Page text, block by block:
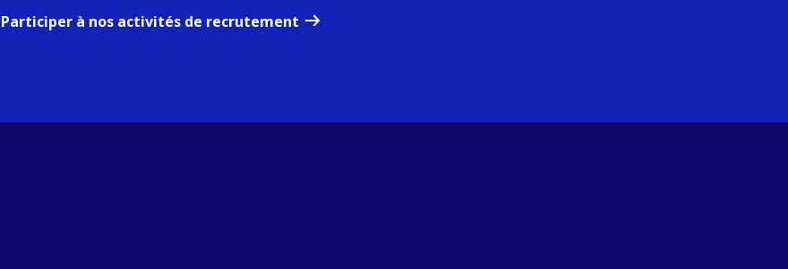
Participer à nos activités de recrutement